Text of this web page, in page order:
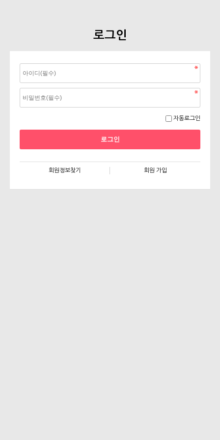
로그인
자동로그인
회원정보찾기 회원 가입